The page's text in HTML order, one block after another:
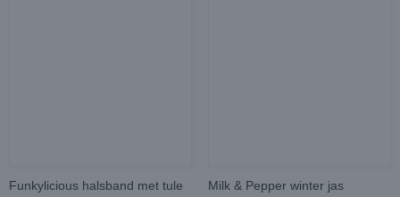
Funkylicious halsband met tule
Milk & Pepper winter jas